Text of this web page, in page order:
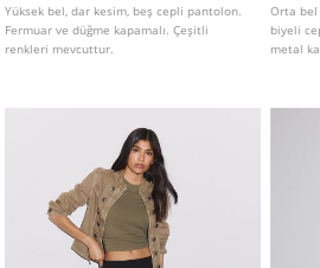
Yüksek bel, dar kesim, beş cepli pantolon.
Fermuar ve düğme kapamalı. Çeşitli
renkleri mevcuttur.
Orta
biyeli
metal